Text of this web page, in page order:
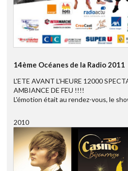
14ème Océanes de la Radio 2011
L'ETE AVANT L'HEURE 12000
AMBIANCE DE FEU !!!!
L'émotion était au rendez-vous, le
2010